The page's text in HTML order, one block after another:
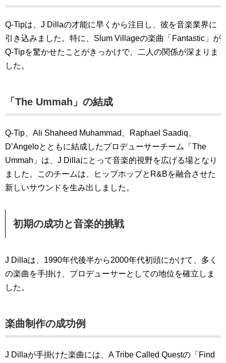
Q-Tipは、J Dillaの才能に早くから注目し、彼を音楽業界に
引き込みました。特に、Slum Villageの楽曲「Fantastic」が
Q-Tipを驚かせたことがきっかけで、二人の関係が深まりま
した。
「The Ummah」の結成
Q-Tip、Ali Shaheed Muhammad、Raphael Saadiq、
D’Angeloとともに結成したプロデューサーチーム「The
Ummah」は、J Dillaにとって音楽的視野を広げる場となり
ました。このチームは、ヒップホップとR&Bを融合させた
新しいサウンドを生み出しました。
初期の成功と音楽的挑戦
J Dillaは、1990年代後半から2000年代初頭にかけて、多く
の楽曲を手掛け、プロデューサーとしての地位を確立しま
した。
楽曲制作の成功例
J Dillaが手掛けた楽曲には、A Tribe Called Questの「Find